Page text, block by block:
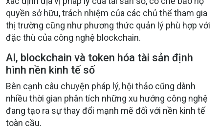
quyền sở hữu, trách nhiệm của các chủ thể tham gia
thị trường cũng như phương thức quản lý phù hợp với
đặc thù của công nghệ blockchain.
AI, blockchain và token hóa tài sản định
hình nền kinh tế số
Bên cạnh câu chuyện pháp lý, hội thảo cũng dành
nhiều thời gian phân tích những xu hướng công nghệ
đang tạo ra sự thay đổi mạnh mẽ đối với nền kinh tế
toàn cầu.